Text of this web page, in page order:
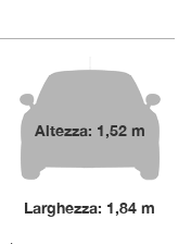
Altezza: 1,52 m
Larghezza: 1,84 m